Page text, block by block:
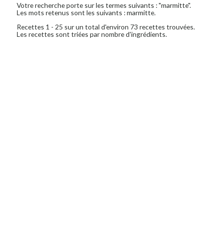
Votre recherche porte sur les termes suivants : "marmitte".
Les mots retenus sont les suivants : marmitte.
Recettes 1 - 25 sur un total d'environ 73 recettes trouvées.
Les recettes sont triées par nombre d'ingrédients.